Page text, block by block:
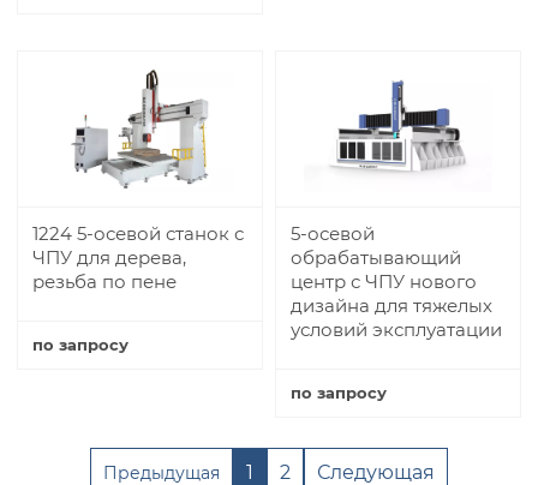
1224 5-осевой станок с
ЧПУ для дерева,
резьба по пене
по запросу
5-осевой
обрабатывающий
центр с ЧПУ нового
дизайна для тяжелых
условий эксплуатации
по запросу
Предыдущая 1 2 Следующая